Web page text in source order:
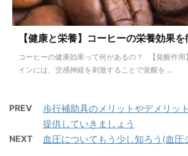
【健康と栄養】コーヒーの栄養効果を
コーヒーの健康効果って何があるの？ 【覚醒作用
インには、交感神経を刺激することで覚醒を ...
PREV
歩行補助具のメリットやデメリッ
提供していきましょう
NEXT 血圧についてもう少し知ろう(血